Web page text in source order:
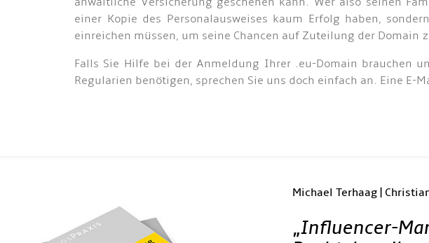
einer Kopie des Personalausweises kaum Erfolg haben,
einreichen müssen, um seine Chancen auf Zuteilung der Domain
Falls Sie Hilfe bei der Anmeldung Ihrer .eu-Domain brauchen
Regularien benötigen, sprechen Sie uns doch einfach an. Eine E-
Michael Terhaag |
„Influencer-